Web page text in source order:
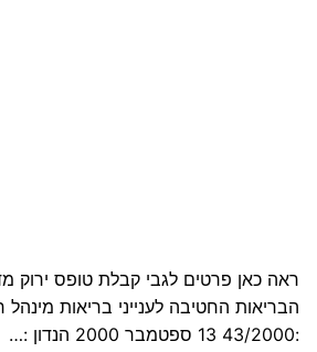
ראה כאן פרטים לגבי קבלת טופס ירוק
הבריאות החטיבה לענייני בריאות
:43/2000 13 ספטמבר 2000 הנדון :…